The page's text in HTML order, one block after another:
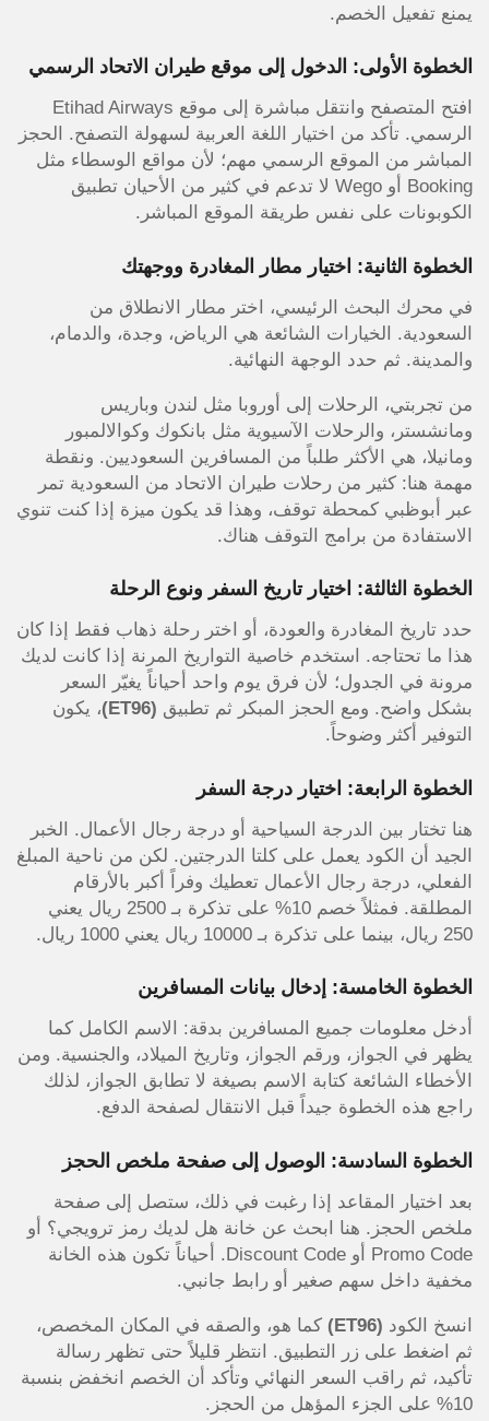
يمنع تفعيل الخصم.
الخطوة الأولى: الدخول إلى موقع طيران الاتحاد الرسمي
افتح المتصفح وانتقل مباشرة إلى موقع Etihad Airways
الرسمي. تأكد من اختيار اللغة العربية لسهولة التصفح. الحجز
المباشر من الموقع الرسمي مهم؛ لأن مواقع الوسطاء مثل
Booking أو Wego لا تدعم في كثير من الأحيان تطبيق
الكوبونات على نفس طريقة الموقع المباشر.
الخطوة الثانية: اختيار مطار المغادرة ووجهتك
في محرك البحث الرئيسي، اختر مطار الانطلاق من
السعودية. الخيارات الشائعة هي الرياض، وجدة، والدمام،
والمدينة. ثم حدد الوجهة النهائية.
من تجربتي، الرحلات إلى أوروبا مثل لندن وباريس
ومانشستر، والرحلات الآسيوية مثل بانكوك وكوالالمبور
ومانيلا، هي الأكثر طلباً من المسافرين السعوديين. ونقطة
مهمة هنا: كثير من رحلات طيران الاتحاد من السعودية تمر
عبر أبوظبي كمحطة توقف، وهذا قد يكون ميزة إذا كنت تنوي
الاستفادة من برامج التوقف هناك.
الخطوة الثالثة: اختيار تاريخ السفر ونوع الرحلة
حدد تاريخ المغادرة والعودة، أو اختر رحلة ذهاب فقط إذا كان
هذا ما تحتاجه. استخدم خاصية التواريخ المرنة إذا كانت لديك
مرونة في الجدول؛ لأن فرق يوم واحد أحياناً يغيّر السعر
بشكل واضح. ومع الحجز المبكر ثم تطبيق (ET96)
، يكون
التوفير أكثر وضوحاً.
الخطوة الرابعة: اختيار درجة السفر
هنا تختار بين الدرجة السياحية أو درجة رجال الأعمال. الخبر
الجيد أن الكود يعمل على كلتا الدرجتين. لكن من ناحية المبلغ
الفعلي، درجة رجال الأعمال تعطيك وفراً أكبر بالأرقام
المطلقة. فمثلاً خصم 10% على تذكرة بـ 2500 ريال يعني
250 ريال، بينما على تذكرة بـ 10000 ريال يعني 1000 ريال.
الخطوة الخامسة: إدخال بيانات المسافرين
أدخل معلومات جميع المسافرين بدقة: الاسم الكامل كما
يظهر في الجواز، ورقم الجواز، وتاريخ الميلاد، والجنسية. ومن
الأخطاء الشائعة كتابة الاسم بصيغة لا تطابق الجواز، لذلك
راجع هذه الخطوة جيداً قبل الانتقال لصفحة الدفع.
الخطوة السادسة: الوصول إلى صفحة ملخص الحجز
بعد اختيار المقاعد إذا رغبت في ذلك، ستصل إلى صفحة
ملخص الحجز. هنا ابحث عن خانة هل لديك رمز ترويجي؟ أو
Promo Code أو Discount Code. أحياناً تكون هذه الخانة
مخفية داخل سهم صغير أو رابط جانبي.
انسخ الكود (ET96)
كما هو، والصقه في المكان المخصص،
ثم اضغط على زر التطبيق. انتظر قليلاً حتى تظهر رسالة
تأكيد، ثم راقب السعر النهائي وتأكد أن الخصم انخفض بنسبة
10% على الجزء المؤهل من الحجز.